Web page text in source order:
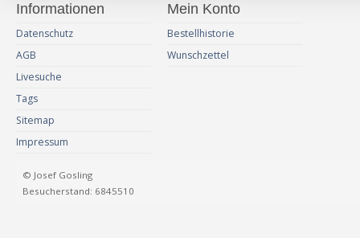
Informationen
Datenschutz
AGB
Livesuche
Tags
Sitemap
Impressum
Mein Konto
Bestellhistorie
Wunschzettel
© Josef Gosling
Besucherstand: 6845510